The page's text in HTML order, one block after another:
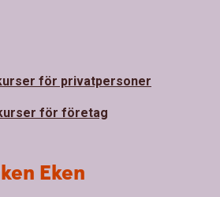
för privatpersoner
för företag
Eken